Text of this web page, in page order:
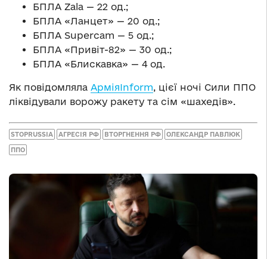
БПЛА Zala — 22 од.;
БПЛА «Ланцет» — 20 од.;
БПЛА Supercam — 5 од.;
БПЛА «Привіт-82» — 30 од.;
БПЛА «Блискавка» — 4 од.
Як повідомляла АрміяInform, цієї ночі Сили ППО
ліквідували ворожу ракету та сім «шахедів».
STOPRUSSIA АГРЕСІЯ РФ ВТОРГНЕННЯ РФ ОЛЕКСАНДР ПАВЛЮК
ППО